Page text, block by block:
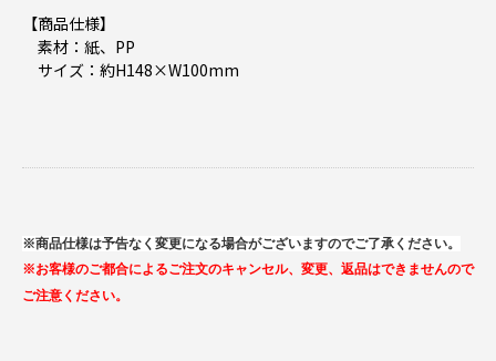
【商品仕様】
素材：紙、PP
サイズ：約H148×W100mm
※商品仕様は予告なく変更になる場合がございますのでご了承ください。
※お客様のご都合によるご注文のキャンセル、変更、返品はできませんので
ご注意ください。